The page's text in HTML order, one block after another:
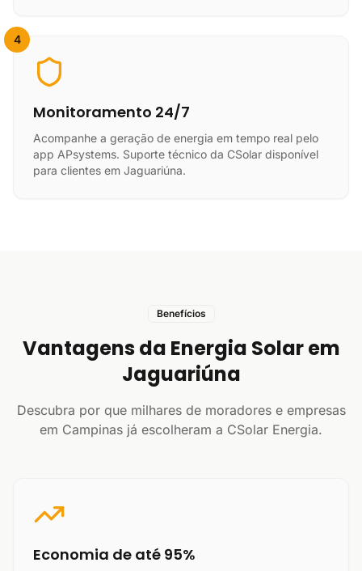
4
Monitoramento 24/7
Acompanhe a geração de energia em tempo real pelo
app APsystems. Suporte técnico da CSolar disponível
para clientes em Jaguariúna.
Benefícios
Vantagens da Energia Solar em
Jaguariúna
Descubra por que milhares de moradores e empresas
em Campinas já escolheram a CSolar Energia.
Economia de até 95%